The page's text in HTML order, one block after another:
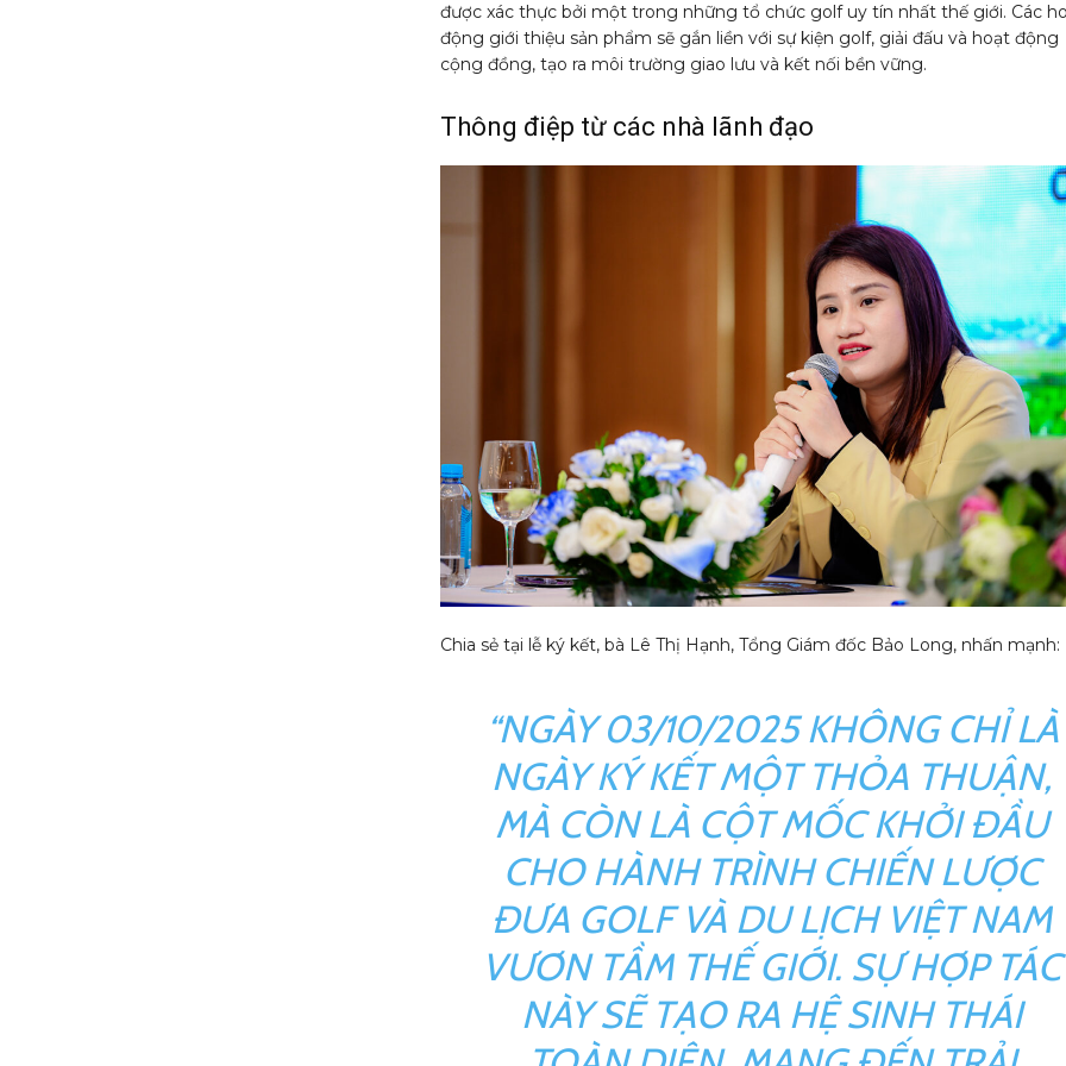
được xác thực bởi một trong những tổ chức golf uy tín nhất thế giới. Các
động giới thiệu sản phẩm sẽ gắn liền với sự kiện golf, giải đấu và hoạt động
cộng đồng, tạo ra môi trường giao lưu và kết nối bền vững.
Thông điệp từ các nhà lãnh đạo
Chia sẻ tại lễ ký kết, bà Lê Thị Hạnh, Tổng Giám đốc Bảo Long, nhấn mạnh:
“NGÀY 03/10/2025 KHÔNG CHỈ LÀ
NGÀY KÝ KẾT MỘT THỎA THUẬN,
MÀ CÒN LÀ CỘT MỐC KHỞI ĐẦU
CHO HÀNH TRÌNH CHIẾN LƯỢC
ĐƯA GOLF VÀ DU LỊCH VIỆT NAM
VƯƠN TẦM THẾ GIỚI. SỰ HỢP TÁC
NÀY SẼ TẠO RA HỆ SINH THÁI